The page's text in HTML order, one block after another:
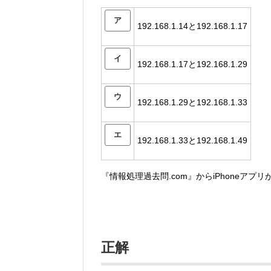
ア
192.168.1.14と192.168.1.17
イ
192.168.1.17と192.168.1.29
ウ
192.168.1.29と192.168.1.33
エ
192.168.1.33と192.168.1.49
『情報処理過去問.com』からiPhoneアプリ
正解